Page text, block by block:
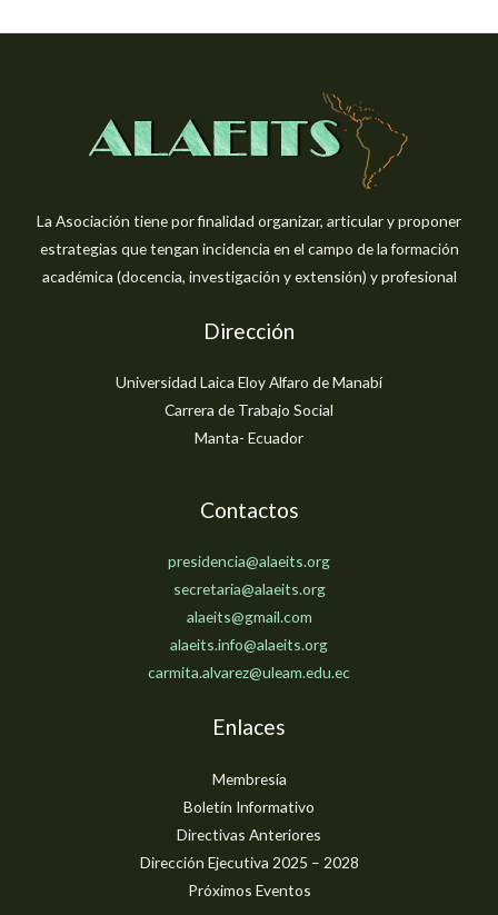
La Asociación tiene por finalidad organizar, articular y proponer
estrategias que tengan incidencia en el campo de la formación
académica (docencia, investigación y extensión) y profesional
Dirección
Universidad Laica Eloy Alfaro de Manabí
Carrera de Trabajo Social
Manta- Ecuador
Contactos
presidencia@alaeits.org
secretaria@alaeits.org
alaeits@gmail.com
alaeits.info@alaeits.org
carmita.alvarez@uleam.edu.ec
Enlaces
Membresía
Boletín Informativo
Directivas Anteriores
Dirección Ejecutiva 2025 – 2028
Próximos Eventos